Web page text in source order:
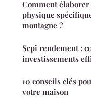
Comment
physique
montagne ?
Scpi rendement :
investissements
10 conseils clés
votre maison